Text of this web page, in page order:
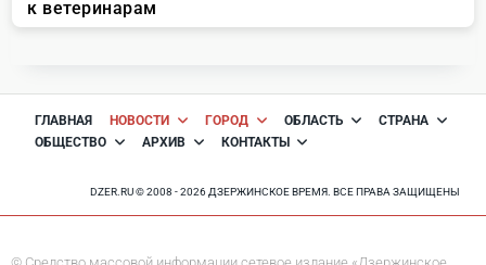
ГЛАВНАЯ НОВОСТИ ГОРОД ОБЛАСТЬ
СТРАНА
ОБЩЕСТВО
АРХИВ КОНТАКТЫ
DZER.RU © 2008 - 2026 ДЗЕРЖИНСКОЕ ВРЕМЯ. ВСЕ ПРАВА ЗАЩИЩЕНЫ